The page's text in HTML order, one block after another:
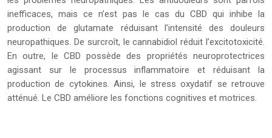
inefficaces, mais ce n’est pas le cas du CBD qui inhibe la
production de glutamate réduisant l’intensité des douleurs
neuropathiques. De surcroît, le cannabidiol réduit l’excitotoxicité.
En outre, le CBD possède des propriétés neuroprotectrices
agissant sur le processus inflammatoire et réduisant la
production de cytokines. Ainsi, le stress oxydatif se retrouve
atténué. Le CBD améliore les fonctions cognitives et motrices.